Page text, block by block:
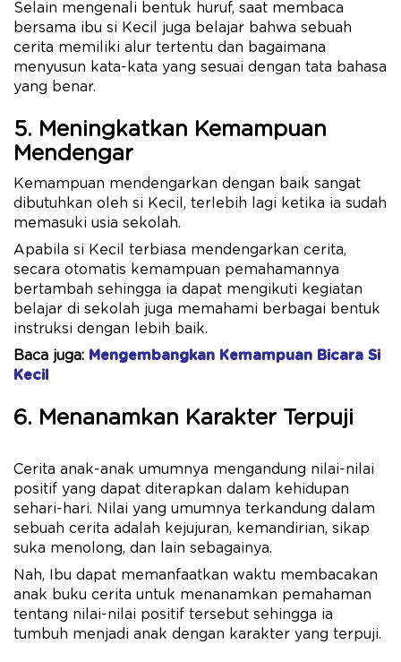
Selain mengenali bentuk huruf, saat membaca
bersama ibu si Kecil juga belajar bahwa sebuah
cerita memiliki alur tertentu dan bagaimana
menyusun kata-kata yang sesuai dengan tata bahasa
yang benar.
5. Meningkatkan Kemampuan
Mendengar
Kemampuan mendengarkan dengan baik sangat
dibutuhkan oleh si Kecil, terlebih lagi ketika ia sudah
memasuki usia sekolah.
Apabila si Kecil terbiasa mendengarkan cerita,
secara otomatis kemampuan pemahamannya
bertambah sehingga ia dapat mengikuti kegiatan
belajar di sekolah juga memahami berbagai bentuk
instruksi dengan lebih baik.
Baca juga: Mengembangkan Kemampuan Bicara Si
Kecil
6. Menanamkan Karakter Terpuji
Cerita anak-anak umumnya mengandung nilai-nilai
positif yang dapat diterapkan dalam kehidupan
sehari-hari. Nilai yang umumnya terkandung dalam
sebuah cerita adalah kejujuran, kemandirian, sikap
suka menolong, dan lain sebagainya.
Nah, Ibu dapat memanfaatkan waktu membacakan
anak buku cerita untuk menanamkan pemahaman
tentang nilai-nilai positif tersebut sehingga ia
tumbuh menjadi anak dengan karakter yang terpuji.